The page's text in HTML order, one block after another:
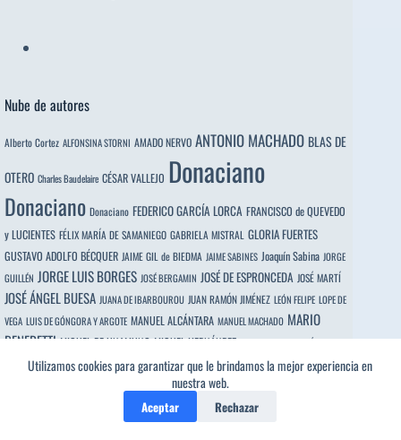
Utilizamos cookies para garantizar que le brindamos la mejor experiencia en
nuestra web.
Aceptar Rechazar
Nube de autores
Alberto Cortez ALFONSINA STORNI AMADO NERVO ANTONIO MACHADO BLAS DE
OTERO Charles Baudelaire CÉSAR VALLEJO Donaciano
Donaciano Donaciano FEDERICO GARCÍA LORCA FRANCISCO de QUEVEDO
y LUCIENTES FÉLIX MARÍA DE SAMANIEGO GABRIELA MISTRAL GLORIA FUERTES
GUSTAVO ADOLFO BÉCQUER JAIME GIL de BIEDMA JAIME SABINES Joaquín Sabina JORGE
GUILLÉN JORGE LUIS BORGES JOSÉ BERGAMIN JOSÉ DE ESPRONCEDA JOSÉ MARTÍ
JOSÉ ÁNGEL BUESA JUANA DE IBARBOUROU JUAN RAMÓN JIMÉNEZ LEÓN FELIPE LOPE DE
VEGA LUIS DE GÓNGORA Y ARGOTE MANUEL ALCÁNTARA MANUEL MACHADO MARIO
BENEDETTI MIGUEL DE UNAMUNO MIGUEL HERNÁNDEZ Nicanor Parra NICOLÁS
FERNÁNDEZ DE MORATÍN NICOLÁS GUILLÉN OCTAVIO PAZ PABLO NERUDA RAFAEL
ROSALÍA de CASTRO